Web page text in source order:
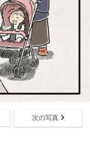
次の写真